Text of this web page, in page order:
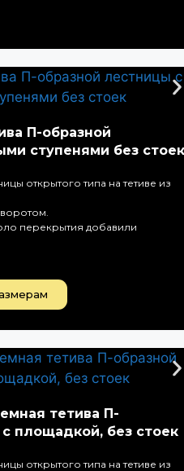
П-образной
ступенями без стоек
открытого типа на тетиве из
перекрытия добавили
тетива П-
площадкой, без стоек
открытого типа на тетиве из